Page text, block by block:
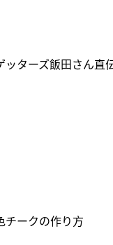
ターズ飯田さん直
チークの作り方